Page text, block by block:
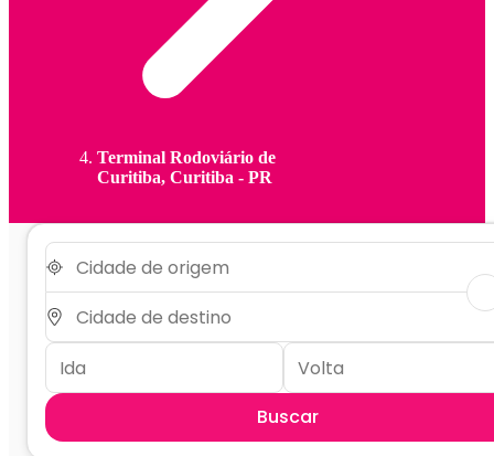
Terminal Rodoviário de
Curitiba, Curitiba - PR
Buscar